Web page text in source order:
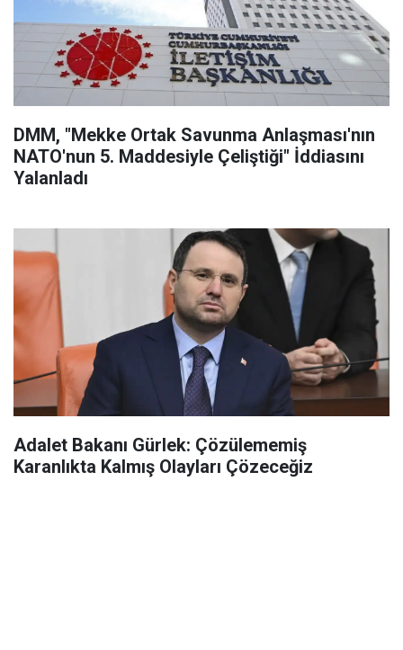
DMM, "Mekke Ortak Savunma Anlaşması'nın
NATO'nun 5. Maddesiyle Çeliştiği" İddiasını
Yalanladı
Adalet Bakanı Gürlek: Çözülememiş
Karanlıkta Kalmış Olayları Çözeceğiz